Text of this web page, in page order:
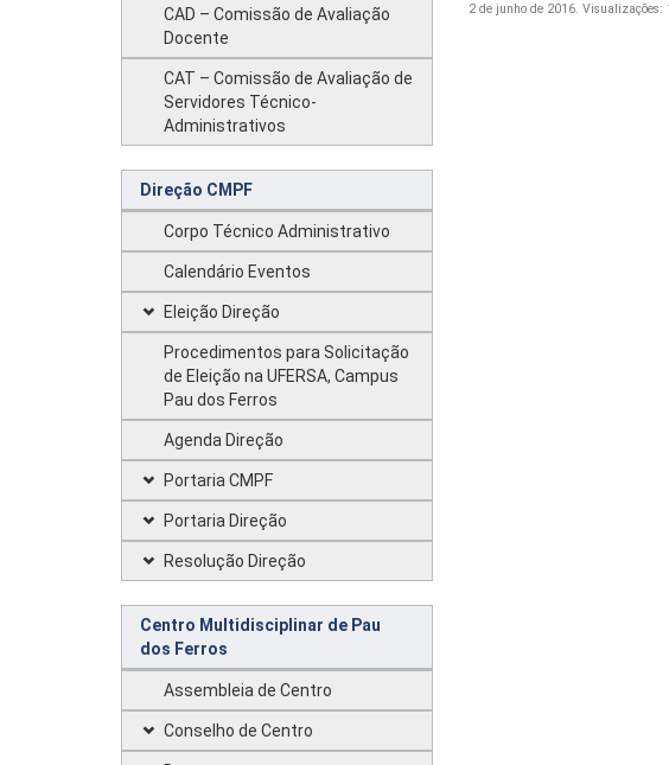
CAD – Comissão de Avaliação
Docente
CAT – Comissão de Avaliação de
Servidores Técnico-
Administrativos
Direção CMPF
Corpo Técnico Administrativo
Calendário Eventos
Eleição Direção
Procedimentos para Solicitação
de Eleição na UFERSA, Campus
Pau dos Ferros
Agenda Direção
Portaria CMPF
Portaria Direção
Resolução Direção
Centro Multidisciplinar de Pau
dos Ferros
Assembleia de Centro
Conselho de Centro
2 de junho de 2016. Visualizações: